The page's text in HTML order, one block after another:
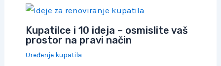
Kupatilce i 10 ideja – osmislite vaš
prostor na pravi način
Uređenje kupatila